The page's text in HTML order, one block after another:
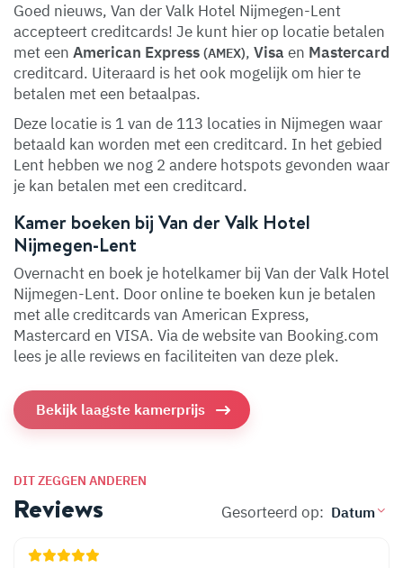
Goed nieuws, Van der Valk Hotel Nijmegen-Lent
accepteert creditcards! Je kunt hier op locatie betalen
met een American Express (AMEX), Visa en Mastercard
creditcard. Uiteraard is het ook mogelijk om hier te
betalen met een betaalpas.
Deze locatie is 1 van de 113 locaties in Nijmegen waar
betaald kan worden met een creditcard. In het gebied
Lent hebben we nog 2 andere hotspots gevonden waar
je kan betalen met een creditcard.
Kamer boeken bij Van der Valk Hotel
Nijmegen-Lent
Overnacht en boek je hotelkamer bij Van der Valk Hotel
Nijmegen-Lent. Door online te boeken kun je betalen
met alle creditcards van American Express,
Mastercard en VISA. Via de website van Booking.com
lees je alle reviews en faciliteiten van deze plek.
Bekijk laagste kamerprijs
DIT ZEGGEN ANDEREN
Reviews Gesorteerd op: